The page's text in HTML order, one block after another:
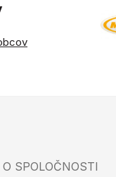
O SPOLOČNOSTI